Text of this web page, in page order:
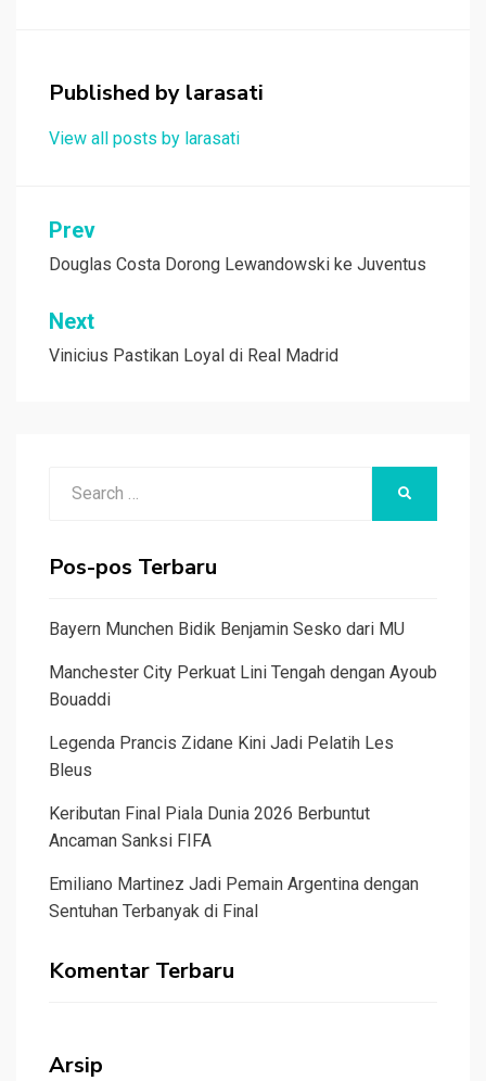
o
k
p
p
Published by larasati
View all posts by larasati
Navigasi
pos
Prev
Douglas Costa Dorong Lewandowski ke Juventus
Next
Vinicius Pastikan Loyal di Real Madrid
Pos-pos Terbaru
Bayern Munchen Bidik Benjamin Sesko dari MU
Manchester City Perkuat Lini Tengah dengan Ayoub
Bouaddi
Legenda Prancis Zidane Kini Jadi Pelatih Les
Bleus
Keributan Final Piala Dunia 2026 Berbuntut
Ancaman Sanksi FIFA
Emiliano Martinez Jadi Pemain Argentina dengan
Sentuhan Terbanyak di Final
Komentar Terbaru
Arsip